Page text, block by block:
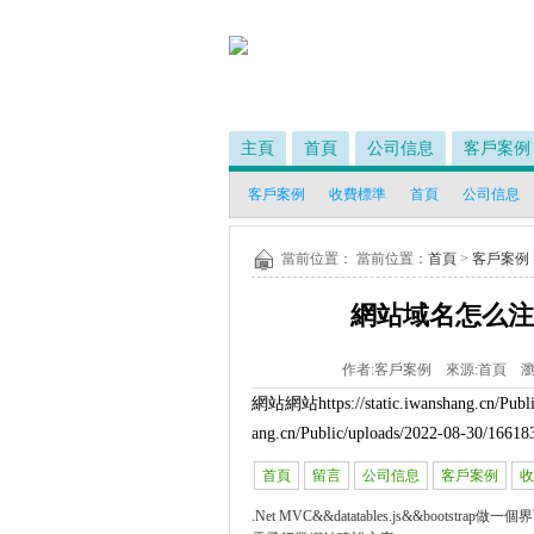
主頁 首頁 公司信息 客戶案例
客戶案例 收費標準 首頁 公司信息
當前位置： 當前位置： 首頁 > 客戶案例
網站域名怎么
作者:客戶案例 來源:首頁瀏
網站網站https://static.iwanshang.cn/
ang.cn/Public/uploads/2022-08-30/
首頁 留言 公司信息 客戶案例
.Net MVC&&datatables.js&&bootstrap做一個